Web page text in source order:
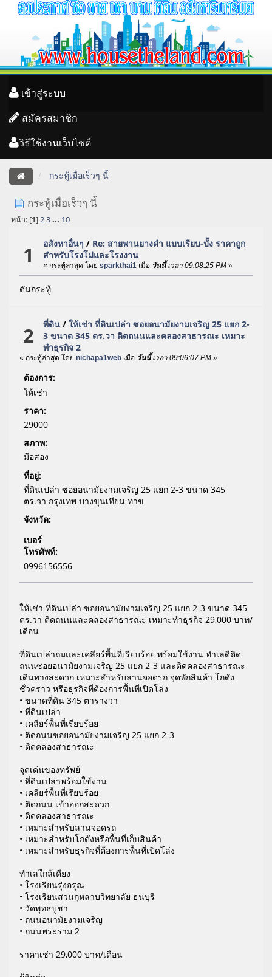
เข้าสู่ระบบ
สมัครสมาชิก
วิธีใช้งานเว็บไซต์
กระทู้เมื่อเร็วๆ นี้
กระทู้เมื่อเร็วๆ นี้
หน้า: [1]2 3 ... 10
1 อสังหาอื่นๆ / Re: สายพานยางดำ แบบเรียบ-บั้ง ราคาถูก
สำหรับโรงโม่และโรงงาน
« กระทู้ล่าสุด โดยsparkthai1 เมื่อ วันนี้เวลา 09:08:25 PM »
ดันกระทู้
2 ที่ดิน /ให้เช่า ที่ดินเปล่า ซอยอนามัยงามเจริญ 25 แยก 2-
3 ขนาด 345 ตร.วา ติดถนนและคลองสาธารณะ เหมาะ
ทำธุรกิจ 2
« กระทู้ล่าสุด โดย nichapa1web เมื่อ วันนี้เวลา 09:06:07 PM»
ต้องการ:
ให้เช่า
ราคา:
29000
สภาพ:
มือสอง
ที่อยู่:
ที่ดินเปล่า ซอยอนามัยงามเจริญ 25 แยก 2-3 ขนาด 345
ตร.วา กรุงเทพ บางขุนเทียน ท่าข
จังหวัด:
เบอร์
โทรศัพท์:
0996156556
ให้เช่า ที่ดินเปล่า ซอยอนามัยงามเจริญ 25 แยก 2-3 ขนาด 345
ตร.วา ติดถนนและคลองสาธารณะ เหมาะทำธุรกิจ 29,000 บาท/
เดือน
ที่ดินเปล่าถมและเคลียร์พื้นที่เรียบร้อย พร้อมใช้งาน ทำเลดีติด
ถนนซอยอนามัยงามเจริญ 25 แยก 2-3 และติดคลองสาธารณะ
เดินทางสะดวก เหมาะสำหรับลานจอดรถ จุดพักสินค้า โกดัง
ชั่วคราว หรือธุรกิจที่ต้องการพื้นที่เปิดโล่ง
• ขนาดที่ดิน 345 ตารางวา
• ที่ดินเปล่า
• เคลียร์พื้นที่เรียบร้อย
• ติดถนนซอยอนามัยงามเจริญ 25 แยก 2-3
• ติดคลองสาธารณะ
จุดเด่นของทรัพย์
• ที่ดินเปล่าพร้อมใช้งาน
• เคลียร์พื้นที่เรียบร้อย
• ติดถนน เข้าออกสะดวก
• ติดคลองสาธารณะ
• เหมาะสำหรับลานจอดรถ
• เหมาะสำหรับโกดังหรือพื้นที่เก็บสินค้า
• เหมาะสำหรับธุรกิจที่ต้องการพื้นที่เปิดโล่ง
ทำเลใกล้เคียง
• โรงเรียนรุ่งอรุณ
• โรงเรียนสวนกุหลาบวิทยาลัย ธนบุรี
• วัดพุทธบูชา
• ถนนอนามัยงามเจริญ
• ถนนพระราม 2
ราคาเช่า 29,000 บาท/เดือน